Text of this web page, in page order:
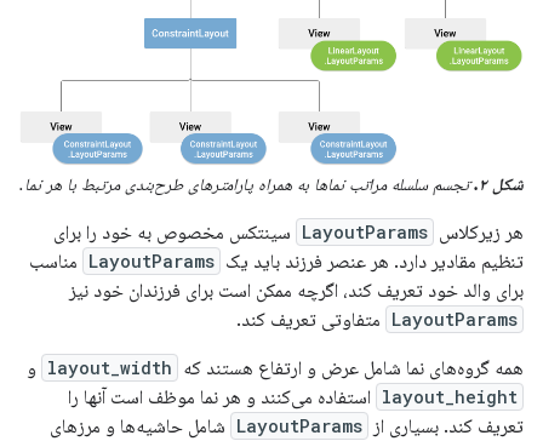
شکل ۲. تجسم سلسله مراتب نماها به همراه پارامترهای طرح‌بندی مرتبط با هر نما.
هر زیرکلاس LayoutParams سینتکس مخصوص به خود را برای
تنظیم مقادیر دارد. هر عنصر فرزند باید یک LayoutParams مناسب
برای والد خود تعریف کند، اگرچه ممکن است برای فرزندان خود نیز
LayoutParams متفاوتی تعریف کند.
همه گروه‌های نما شامل عرض و ارتفاع هستند که layout_width و
layout_height استفاده می‌کنند و هر نما موظف است آنها را
تعریف کند. بسیاری از LayoutParams شامل حاشیه‌ها و مرزهای